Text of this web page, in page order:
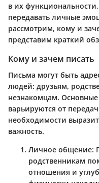
в их
передавать личные
рассмотрим, кому и
представим краткий
Кому и зачем писать
Письма могут быть
людей: друзьям,
незнакомцам.
варьируются от
необходимости
важность.
Личное общение:
родственникам
отношения и